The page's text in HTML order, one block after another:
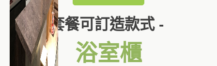
套餐可訂造款式 -
浴室櫃